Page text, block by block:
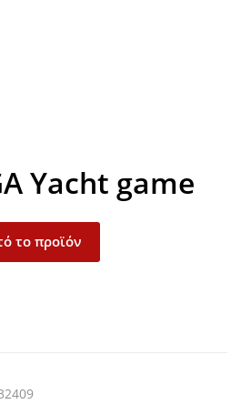
Yacht game
το προϊόν